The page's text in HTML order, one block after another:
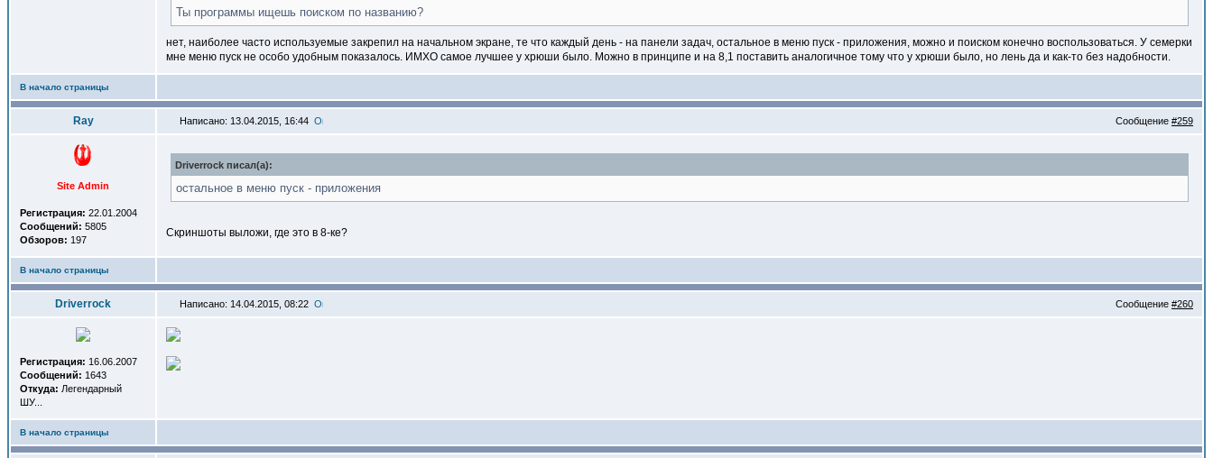
Ты программы ищешь поиском по названию?
нет, наиболее часто используемые закрепил на начальном экране, те что каждый день - на панели задач, остальное в меню пуск - приложения, можно и поиском конечно воспользоваться. У семерки
мне меню пуск не особо удобным показалось. ИМХО самое лучшее у хрюши было. Можно в принципе и на 8,1 поставить аналогичное тому что у хрюши было, но лень да и как-то без надобности.
В начало страницы
Ray Написано: 13.04.2015, 16:44 Сообщение #259
Site Admin
Регистрация: 22.01.2004
Сообщений: 5805
Обзоров: 197
Driverrock писал(a):
остальное в меню пуск - приложения
Скриншоты выложи, где это в 8-ке?
В начало страницы
Driverrock Написано: 14.04.2015, 08:22 Сообщение #260
Регистрация: 16.06.2007
Сообщений: 1643
Откуда: Легендарный
ШУ...
В начало страницы